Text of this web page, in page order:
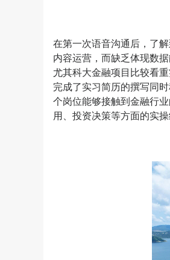
在第一次语音沟通后，了
内容运营，而缺乏体现数
尤其科大金融项目比较看
完成了实习简历的撰写同
个岗位能够接触到金融行
用、投资决策等方面的实操